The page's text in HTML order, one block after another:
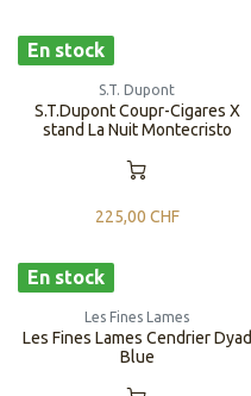
En stock
S.T. Dupont
S.T.Dupont Coupr-Cigares X
stand La Nuit Montecristo
225,00 CHF
En stock
Les Fines Lames
Les Fines Lames Cendrier Dyad
Blue